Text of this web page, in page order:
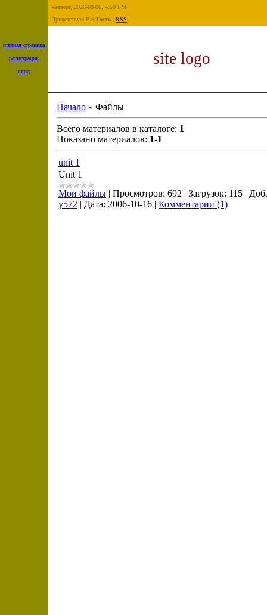
главная страница
регистрация
вход
Четверг, 2026-08-06, 4:59 PM
Приветствую Вас Гость | RSS
site logo
Начало » Файлы
Всего материалов в каталоге: 1
Показано материалов: 1-1
unit 1
Unit 1
Мои файлы | Просмотров: 692 | Загрузок: 115 |
y572 | Дата: 2006-10-16 | Комментарии (1)